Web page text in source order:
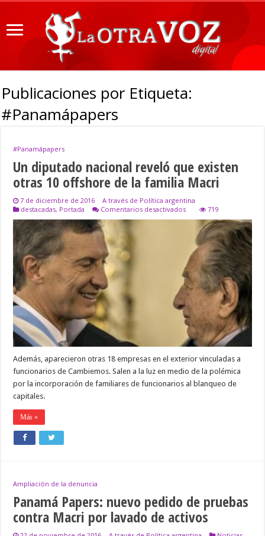
Publicaciones por Etiqueta:
#Panamápapers
#Panamápapers
Un diputado nacional reveló que existen
otras 10 offshore de la familia Macri
7 de diciembre de 2016
A través de Política argentina
destacadas, Portada Comentarios desactivadosen
Un
diputado
nacional
reveló
que
existen
otras
10
offshore
de
la
familia
Macri
719
Además, aparecieron otras 18 empresas en el exterior vinculadas a
funcionarios de Cambiemos. Salen a la luz en medio de la polémica
por la incorporación de familiares de funcionarios al blanqueo de
capitales.
Más »
Ampliación de la denuncia
Panamá Papers: nuevo pedido de pruebas
contra Macri por lavado de activos